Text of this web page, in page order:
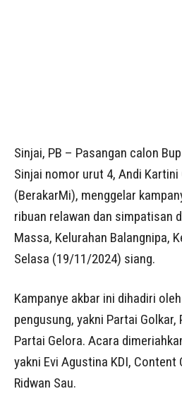
Sinjai, PB – Pasangan calon
Sinjai nomor urut 4, Andi
(BerakarMi), menggelar
ribuan relawan dan simpatisan
Massa, Kelurahan Balangnipa,
Selasa (19/11/2024) siang.
Kampanye akbar ini dihadiri
pengusung, yakni Partai Golkar,
Partai Gelora. Acara
yakni Evi Agustina KDI, Content
Ridwan Sau.